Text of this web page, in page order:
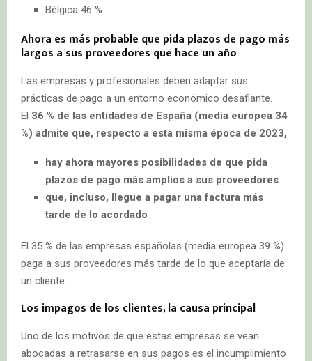
Bélgica 46 %
Ahora es más probable que pida plazos de pago más
largos a sus proveedores que hace un año
Las empresas y profesionales deben adaptar sus
prácticas de pago a un entorno económico desafiante.
El 36 % de las entidades de España (media europea 34
%) admite que, respecto a esta misma época de 2023,
hay ahora mayores posibilidades de que pida
plazos de pago más amplios a sus proveedores
que, incluso, llegue a pagar una factura más
tarde de lo acordado
El 35 % de las empresas españolas (media europea 39 %)
paga a sus proveedores más tarde de lo que aceptaría de
un cliente.
Los impagos de los clientes, la causa principal
Uno de los motivos de que estas empresas se vean
abocadas a retrasarse en sus pagos es el incumplimiento